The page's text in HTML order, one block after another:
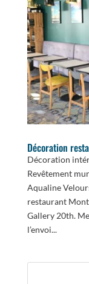
Décoration
Décoration
Revêtement
Aqualine
restaurant
Gallery 20th.
l’envoi...